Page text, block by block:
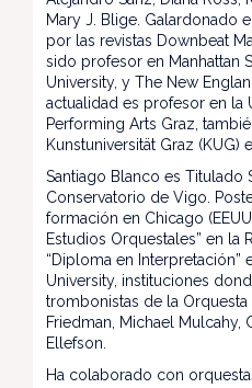
Mary J. Blige. Galardonado
por las revistas Downbeat
sido profesor en Manhattan
University, y The New
actualidad es profesor en la
Performing Arts Graz,
Kunstuniversität Graz (KUG)
Santiago Blanco es Titulado
Conservatorio de Vigo.
formación en Chicago
Estudios Orquestales” en la
“Diploma en Interpretación”
University, instituciones
trombonistas de la
Friedman, Michael Mulcahy,
Ellefson.
Ha colaborado con